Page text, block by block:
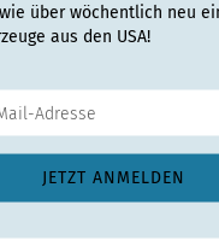
über wöchentlich neu
aus den USA!